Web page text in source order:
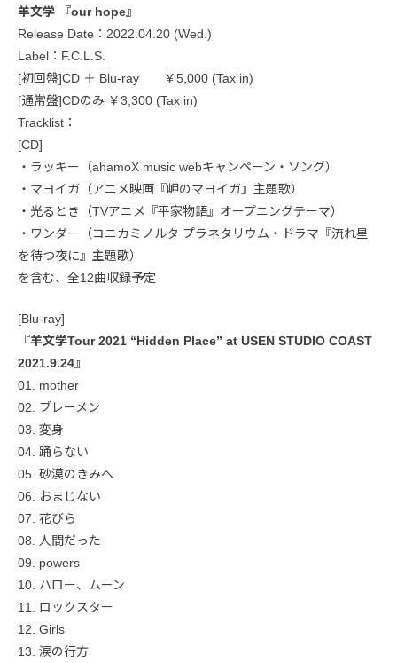
羊文学 『our hope』
Release Date：2022.04.20 (Wed.)
Label：F.C.L.S.
[初回盤]CD ＋ Blu-ray ￥5,000 (Tax in)
[通常盤]CDのみ ￥3,300 (Tax in)
Tracklist：
[CD]
・ラッキー（ahamoX music webキャンペーン・ソング）
・マヨイガ（アニメ映画『岬のマヨイガ』主題歌）
・光るとき（TVアニメ『平家物語』オープニングテーマ）
・ワンダー（コニカミノルタ プラネタリウム・ドラマ『流れ星
を待つ夜に』主題歌）
を含む、全12曲収録予定
[Blu-ray]
『羊文学Tour 2021 “Hidden Place” at USEN STUDIO COAST
2021.9.24』
01. mother
02. ブレーメン
03. 変身
04. 踊らない
05. 砂漠のきみへ
06. おまじない
07. 花びら
08. 人間だった
09. powers
10. ハロー、ムーン
11. ロックスター
12. Girls
13. 涙の行方